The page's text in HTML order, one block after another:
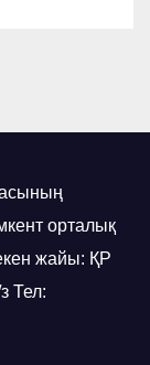
орталық
жайы: ҚР
Тел: